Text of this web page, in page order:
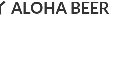
ALOHA BEER